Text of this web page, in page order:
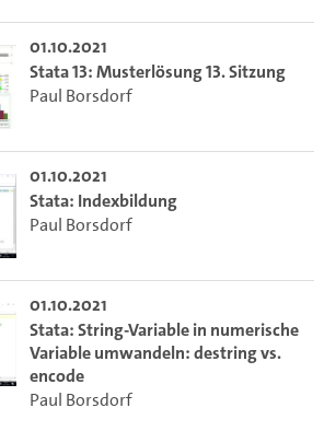
01.10.2021
Stata 13: Musterlösung 13. Sitzung
Paul Borsdorf
01.10.2021
Stata: Indexbildung
Paul Borsdorf
01.10.2021
Stata: String-Variable in numerische
Variable umwandeln: destring vs.
encode
Paul Borsdorf